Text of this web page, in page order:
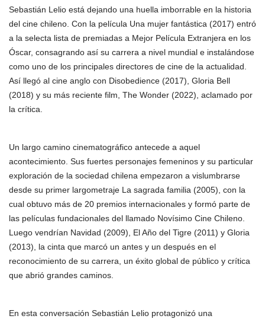
Sebastián Lelio está dejando una huella imborrable en la historia
del cine chileno. Con la película Una mujer fantástica (2017) entró
a la selecta lista de premiadas a Mejor Película Extranjera en los
Óscar, consagrando así su carrera a nivel mundial e instalándose
como uno de los principales directores de cine de la actualidad.
Así llegó al cine anglo con Disobedience (2017), Gloria Bell
(2018) y su más reciente film, The Wonder (2022), aclamado por
la crítica.
Un largo camino cinematográfico antecede a aquel
acontecimiento. Sus fuertes personajes femeninos y su particular
exploración de la sociedad chilena empezaron a vislumbrarse
desde su primer largometraje La sagrada familia (2005), con la
cual obtuvo más de 20 premios internacionales y formó parte de
las películas fundacionales del llamado Novísimo Cine Chileno.
Luego vendrían Navidad (2009), El Año del Tigre (2011) y Gloria
(2013), la cinta que marcó un antes y un después en el
reconocimiento de su carrera, un éxito global de público y crítica
que abrió grandes caminos.
En esta conversación Sebastián Lelio protagonizó una